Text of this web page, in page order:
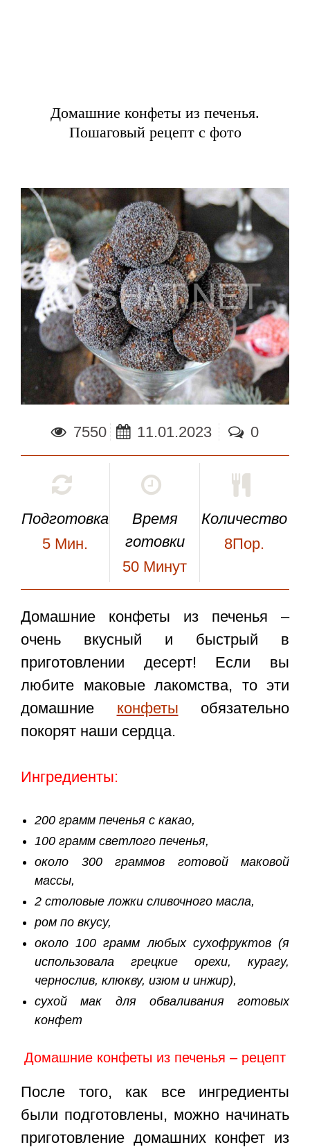
Домашние конфеты из печенья.
Пошаговый рецепт с фото
7550 11.01.2023 0
Подготовка
5 Мин.
Время
готовки
50 Минут
Количество
8Пор.
Домашние конфеты из печенья –
очень вкусный и быстрый в
приготовлении десерт! Если вы
любите маковые лакомства, то эти
домашние конфеты обязательно
покорят наши сердца.
Ингредиенты:
200 грамм печенья с какао,
100 грамм светлого печенья,
около 300 граммов готовой маковой
массы,
2 столовые ложки сливочного масла,
ром по вкусу,
около 100 грамм любых сухофруктов (я
использовала грецкие орехи, курагу,
чернослив, клюкву, изюм и инжир),
сухой мак для обваливания готовых
конфет
Домашние конфеты из печенья – рецепт
После того, как все ингредиенты
были подготовлены, можно начинать
приготовление домашних конфет из